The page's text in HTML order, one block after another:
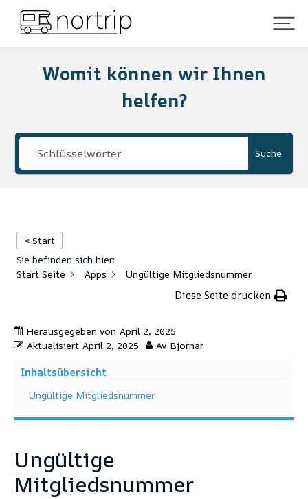
Womit können wir Ihnen
helfen?
Suche
< Start
Sie befinden sich hier:
Start Seite
Apps Ungültige Mitgliedsnummer
Diese Seite drucken
Herausgegeben von April 2, 2025
Aktualisiert April 2, 2025 Av Bjornar
Inhaltsübersicht
Ungültige Mitgliedsnummer
Ungültige
Mitgliedsnummer